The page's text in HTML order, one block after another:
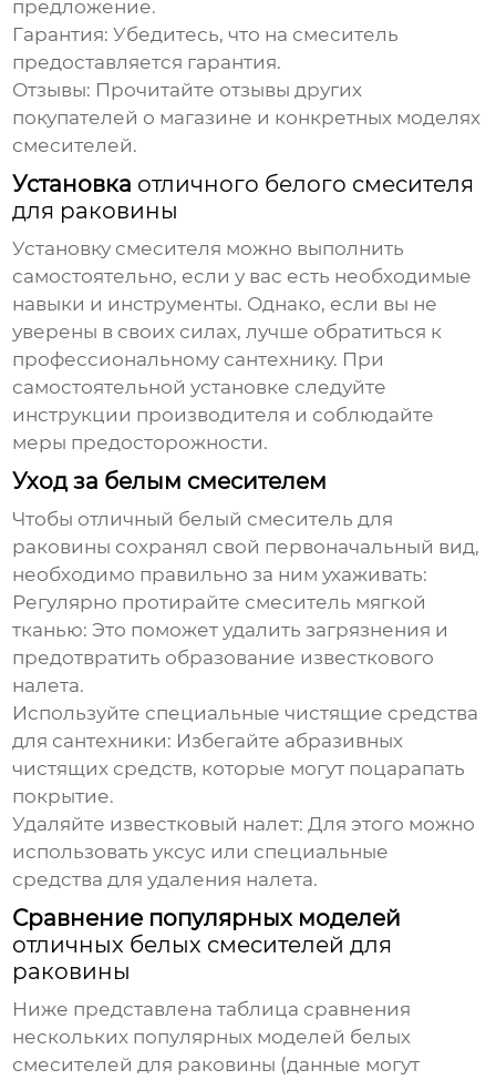
предложение.
Гарантия: Убедитесь, что на смеситель
предоставляется гарантия.
Отзывы: Прочитайте отзывы других
покупателей о магазине и конкретных моделях
смесителей.
Установка отличного белого смесителя
для раковины
Установку смесителя можно выполнить
самостоятельно, если у вас есть необходимые
навыки и инструменты. Однако, если вы не
уверены в своих силах, лучше обратиться к
профессиональному сантехнику. При
самостоятельной установке следуйте
инструкции производителя и соблюдайте
меры предосторожности.
Уход за белым смесителем
Чтобы отличный белый смеситель для
раковины сохранял свой первоначальный вид,
необходимо правильно за ним ухаживать:
Регулярно протирайте смеситель мягкой
тканью: Это поможет удалить загрязнения и
предотвратить образование известкового
налета.
Используйте специальные чистящие средства
для сантехники: Избегайте абразивных
чистящих средств, которые могут поцарапать
покрытие.
Удаляйте известковый налет: Для этого можно
использовать уксус или специальные
средства для удаления налета.
Сравнение популярных моделей
отличных белых смесителей для
раковины
Ниже представлена таблица сравнения
нескольких популярных моделей белых
смесителей для раковины (данные могут